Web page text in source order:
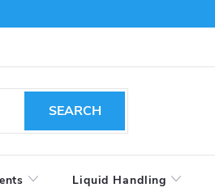
SEARCH
Liquid Handling